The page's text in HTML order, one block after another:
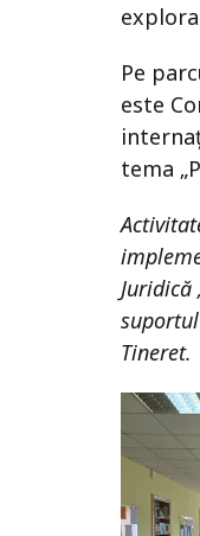
Pe
este
tema
Juridică
Tineret.